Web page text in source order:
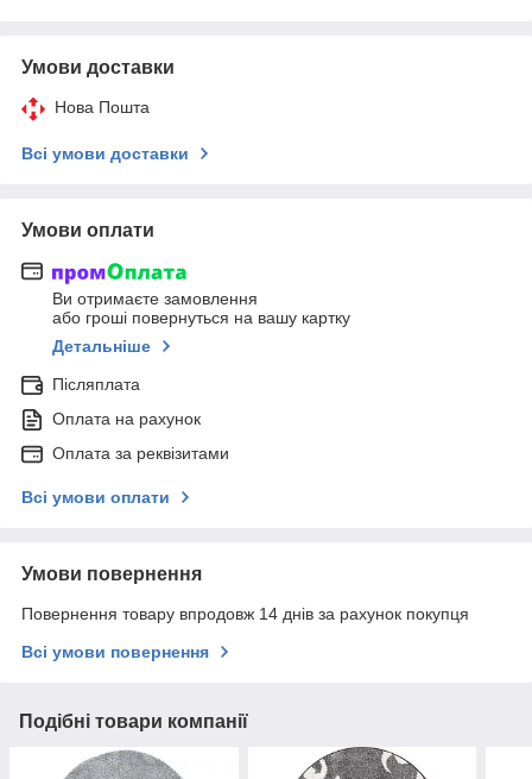
Умови доставки
Нова Пошта
Всі умови доставки
Умови оплати
Ви отримаєте замовлення
або гроші повернуться на вашу картку
Детальніше
Післяплата
Оплата на рахунок
Оплата за реквізитами
Всі умови оплати
Умови повернення
Повернення товару впродовж 14 днів за рахунок покупця
Всі умови повернення
Подібні товари компанії